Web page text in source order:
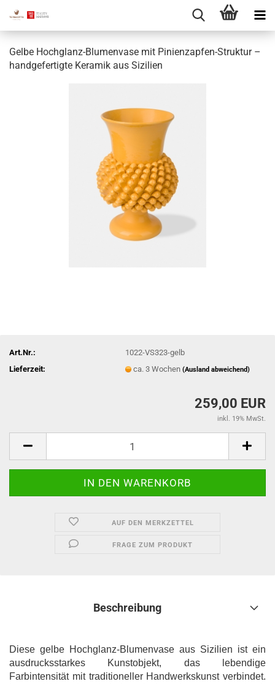
Gelbe Hochglanz-Blumenvase mit Pinienzapfen-Struktur –
handgefertigte Keramik aus Sizilien
Art.Nr.:
1022-VS323-gelb
Lieferzeit:
ca. 3 Wochen(Ausland abweichend)
259,00 EUR
inkl. 19% MwSt.
AUF DEN MERKZETTEL
FRAGE ZUM PRODUKT
Beschreibung
Diese gelbe Hochglanz-Blumenvase aus Sizilien ist ein
ausdrucksstarkes Kunstobjekt, das lebendige
Farbintensität mit traditioneller Handwerkskunst verbindet.